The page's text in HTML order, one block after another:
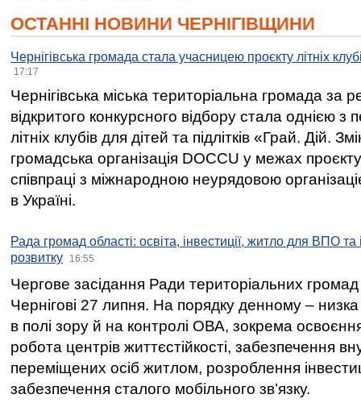
ОСТАННІ НОВИНИ ЧЕРНІГІВЩИНИ
Чернігівська громада стала учасницею проєкту літніх
17:17
Чернігівська міська територіальна громада за
відкритого конкурсного відбору стала однією
літніх клубів для дітей та підлітків «Грай. Дій.
громадська організація DOCCU у межах
співпраці з міжнародною неурядовою
в Україні.
Рада громад області: освіта, інвестиції, житло для ВПО
розвитку
16:55
Чергове засідання Ради територіальних громад
Чернігові 27 липня. На порядку денному –
в полі зору й на контролі ОВА, зокрема освоєння
робота центрів життєстійкості, забезпечення
переміщених осіб житлом, розроблення
забезпечення сталого мобільного зв’язку.